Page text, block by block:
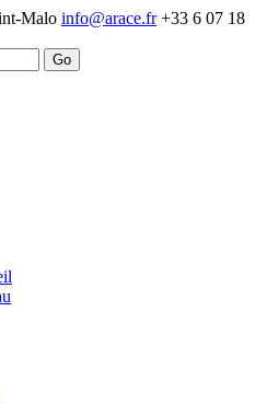
Malo info@arace.fr +33 6 07 18